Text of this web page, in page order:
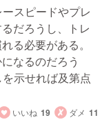
スピードやプレ
だろうし、トレ
る必要がある。
なるのだろう
示せれば及第点
いいね 19 ダメ 11